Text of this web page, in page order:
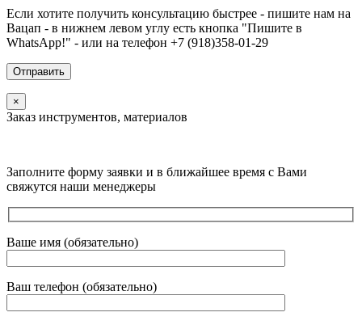
Если хотите получить консультацию быстрее - пишите нам на
Вацап - в нижнем левом углу есть кнопка "Пишите в
WhatsApp!" - или на телефон +7 (918)358-01-29
×
Заказ инструментов, материалов
Заполните форму заявки и в ближайшее время с Вами
свяжутся наши менеджеры
Ваше имя (обязательно)
Ваш телефон (обязательно)